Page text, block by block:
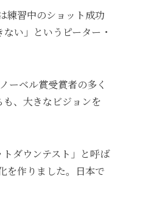
練習中のショット成功
い」というピーター・
ーベル賞受賞者の多く
、大きなビジョンを
ダウンテスト」と呼ば
を作りました。日本で